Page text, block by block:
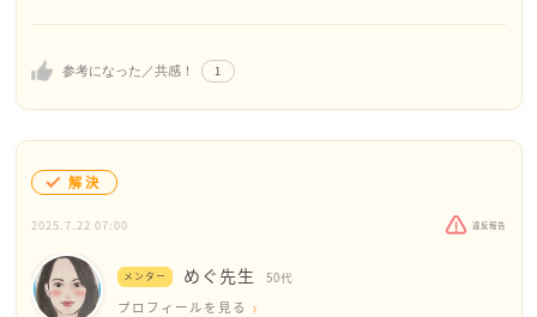
むしろ、仕事で全力を尽くしたからこそ、人生の終活
人生、いつどこに出会いがあるか分からないですよ
この先に起きるか起きないか分からない不安を大きく
膨らませるより、今目の前のやりたいことに突き進ん
でいく方が生き生きとした楽しい人生をおくれると思
うのですが、いかがでしょうか
参考になった／共感！ 1
解決
2025.7.22 07:00 違反報告
メンター めぐ先生 50代
プロフィールを見る